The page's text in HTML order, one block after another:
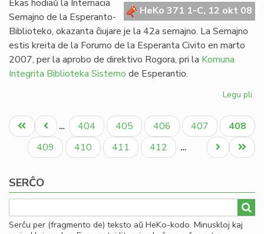
HeKo 371 1-C, 12 okt 08
Ekas hodiaŭ la Internacia
Semajno de la Esperanto-
Biblioteko, okazanta ĉiujare je la 42a semajno. La Semajno
estis kreita de la Forumo de la Esperanta Civito en marto
2007, per la aprobo de direktivo Rogora, pri la Komuna
Integrita Biblioteka Sistemo de Esperantio.
Legu pli
de
la
Pagination
Unua
paĝo
Antaŭa
paĝo
… Paĝo
404 Paĝo
405 Paĝo
406 Paĝo
407
Aktuala
paĝo
408
Paĝo
409 Paĝo
410 Paĝo
411 Paĝo
412 …
Last
page
Next
page
SERĈO
Serĉu per (fragmento de) teksto aŭ HeKo-kodo. Minuskloj kaj